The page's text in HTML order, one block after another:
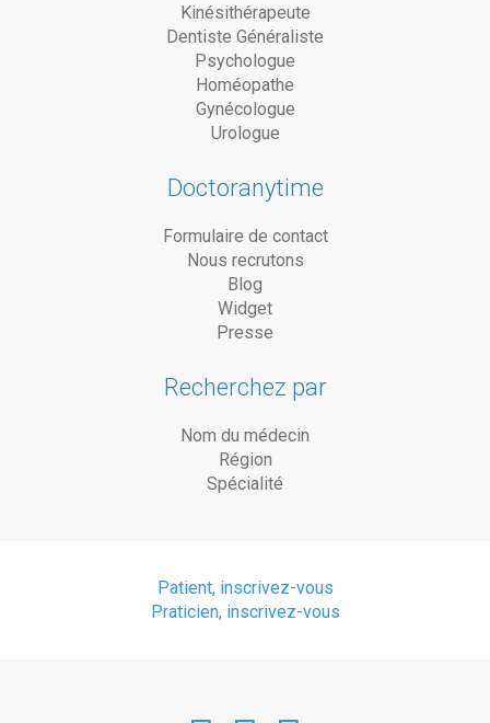
Kinésithérapeute
Dentiste Généraliste
Psychologue
Homéopathe
Gynécologue
Urologue
Doctoranytime
Formulaire de contact
Nous recrutons
Blog
Widget
Presse
Recherchez par
Nom du médecin
Région
Spécialité
Patient, inscrivez-vous
Praticien, inscrivez-vous